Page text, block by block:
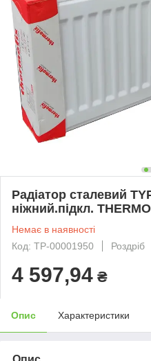
Радіатор сталевий
ніжний.підкл.
Немає в наявності
Код: ТР-00001950
Роздріб
4 597,94 ₴
Опис Характеристики